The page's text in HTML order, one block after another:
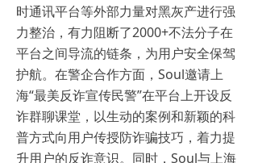
时通讯平台等外部力量对黑灰产进行强
力整治，有力阻断了2000+不法分子在
平台之间导流的链条，为用户安全保驾
护航。在警企合作方面，Soul邀请上
海“最美反诈宣传民警”在平台上开设反
诈群聊课堂，以生动的案例和新颖的科
普方式向用户传授防诈骗技巧，着力提
升用户的反诈意识。同时，Soul与上海